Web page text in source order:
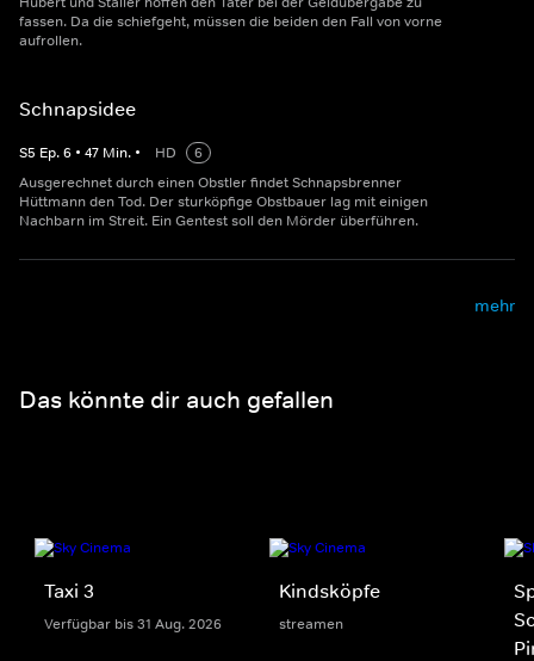
fassen. Da die schiefgeht, müssen die beiden den Fall von vorne
aufrollen.
Schnapsidee
S5 Ep.6 • 47 Min. • HD
6
Ausgerechnet durch einen Obstler findet Schnapsbrenner
Hüttmann den Tod. Der sturköpfige Obstbauer lag mit einigen
Nachbarn im Streit. Ein Gentest soll den Mörder überführen.
mehr
Das könnte dir auch gefallen
Taxi 3
Verfügbar bis 31 Aug. 2026
Kindsköpfe
streamen